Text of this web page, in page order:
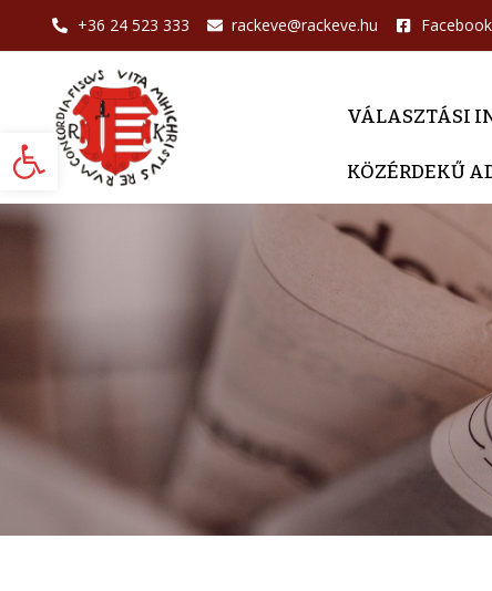
Eszköztár megnyitása
+36 24 523 333 rackeve@rackeve.hu Facebook
VÁLASZTÁSI
KÖZÉRDEKŰ